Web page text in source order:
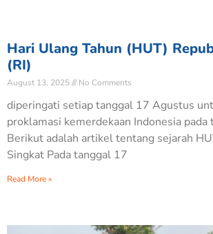
Hari Ulang Tahun (HUT)
(RI)
August 13, 2025 No Comments
diperingati setiap tanggal 17 Agustus
proklamasi kemerdekaan Indonesia
Berikut adalah artikel tentang sejarah
Singkat Pada tanggal 17
Read More »